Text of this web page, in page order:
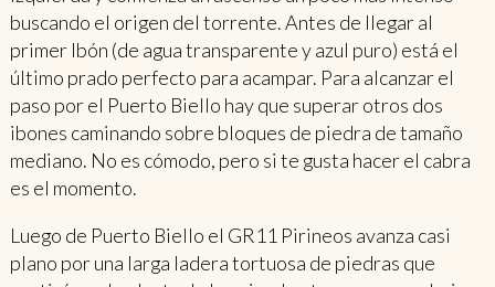
buscando el origen del torrente. Antes de llegar al
primer Ibón (de agua transparente y azul puro) está el
último prado perfecto para acampar. Para alcanzar el
paso por el Puerto Biello hay que superar otros dos
ibones caminando sobre bloques de piedra de tamaño
mediano. No es cómodo, pero si te gusta hacer el cabra
es el momento.
Luego de Puerto Biello el GR11 Pirineos avanza casi
plano por una larga ladera tortuosa de piedras que